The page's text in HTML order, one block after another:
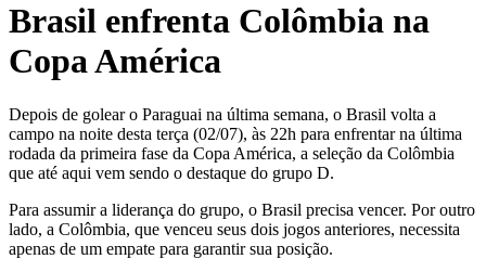
Brasil enfrenta Colômbia na
Copa América
Depois de golear o Paraguai na última semana, o Brasil volta a
campo na noite desta terça (02/07), às 22h para enfrentar na última
rodada da primeira fase da Copa América, a seleção da Colômbia
que até aqui vem sendo o destaque do grupo D.
Para assumir a liderança do grupo, o Brasil precisa vencer. Por outro
lado, a Colômbia, que venceu seus dois jogos anteriores, necessita
apenas de um empate para garantir sua posição.